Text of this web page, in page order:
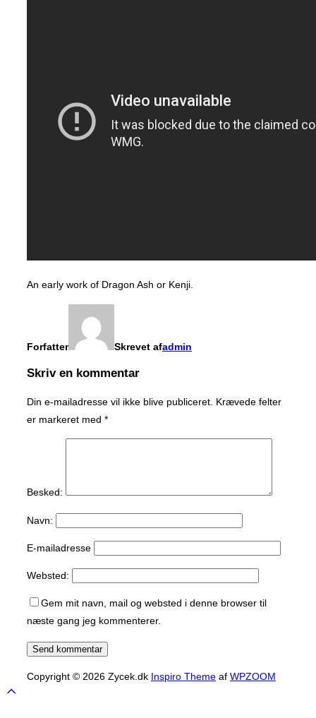
An early work of Dragon Ash or Kenji.
Forfatter Skrevet afadmin
Skriv en kommentar
Din e-mailadresse vil ikke blive publiceret. Krævede felter
er markeret med *
Besked:
Navn:
E-mailadresse
Websted:
Gem mit navn, mail og websted i denne browser til
næste gang jeg kommenterer.
Copyright © 2026 Zycek.dk Inspiro Theme af WPZOOM